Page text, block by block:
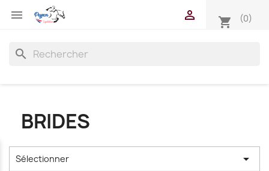
 shopping_cart (0)

search
BRIDES
Sélectionner 